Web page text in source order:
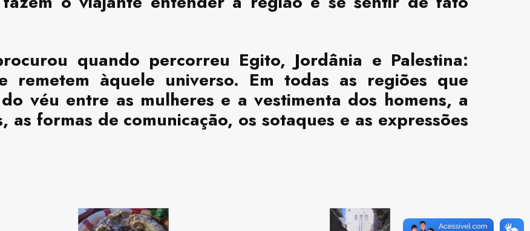
quando percorreu Egito, Jordânia e Palestina:
remetem àquele universo. Em todas as regiões que
véu entre as mulheres e a vestimenta dos homens, a
as formas de comunicação, os sotaques e as expressões